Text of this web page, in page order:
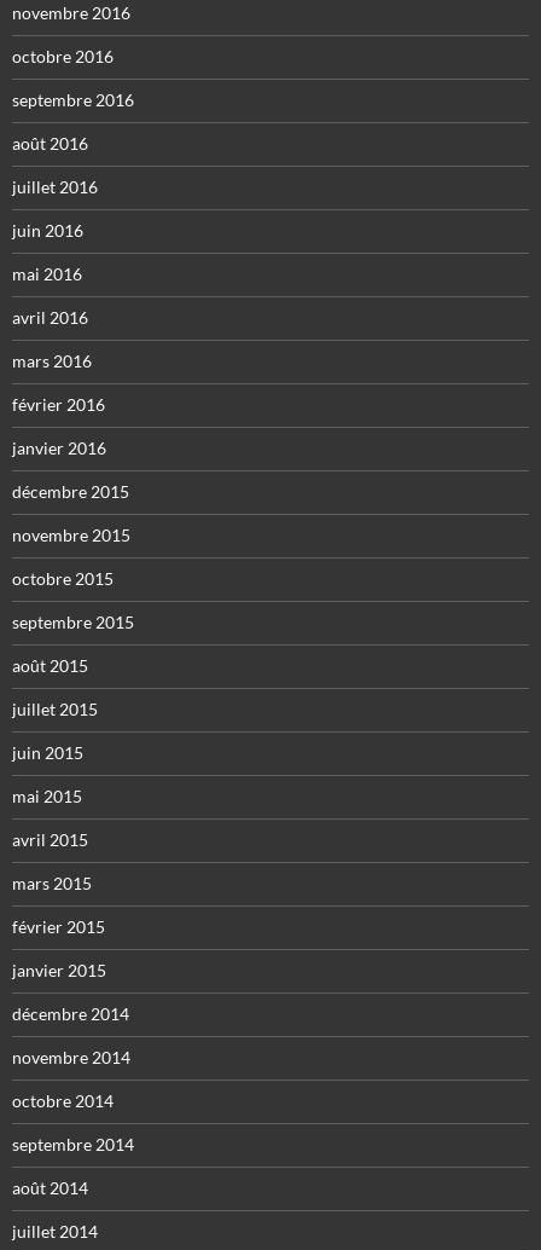
novembre 2016
octobre 2016
septembre 2016
août 2016
juillet 2016
juin 2016
mai 2016
avril 2016
mars 2016
février 2016
janvier 2016
décembre 2015
novembre 2015
octobre 2015
septembre 2015
août 2015
juillet 2015
juin 2015
mai 2015
avril 2015
mars 2015
février 2015
janvier 2015
décembre 2014
novembre 2014
octobre 2014
septembre 2014
août 2014
juillet 2014